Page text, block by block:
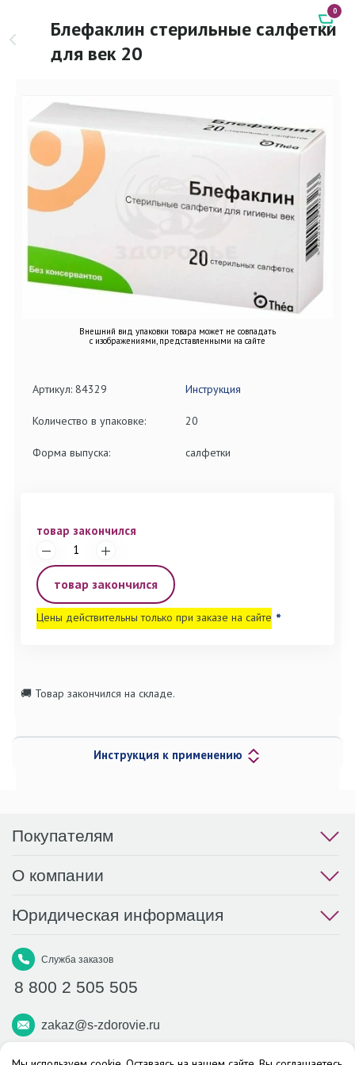
Блефаклин стерильные салфетки
для век 20
0
Внешний вид упаковки товара может не совпадать
с изображениями, представленными на сайте
Артикул: 84329 Инструкция
Количество в упаковке: 20
Форма выпуска: салфетки
товар закончился
товар закончился
Цены действительны только при заказе на сайте *
🚚 Товар закончился на складе.
Инструкция к применению
Покупателям
О компании
Юридическая информация
Служба заказов
8 800 2 505 505
zakaz@s-zdorovie.ru
Макс Вконтакте Телеграм